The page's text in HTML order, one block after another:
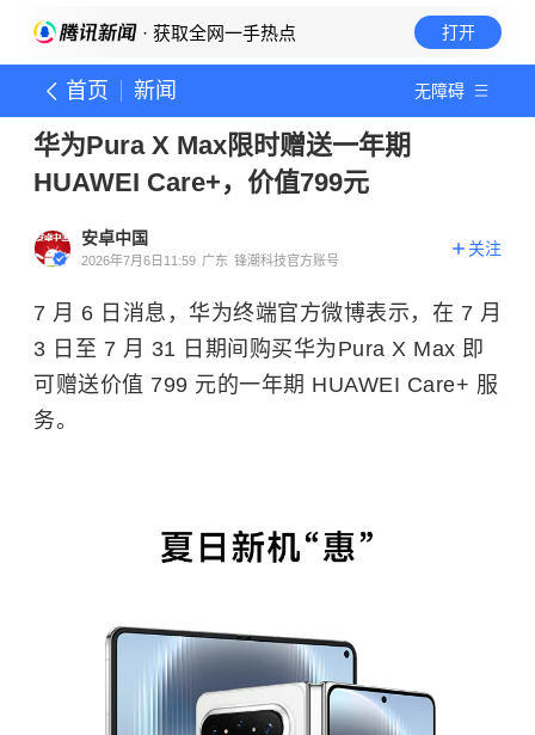
· 获取全网一手热点 打开
首页 新闻 无障碍
华为Pura X Max限时赠送一年期
HUAWEI Care+，价值799元
安卓中国
2026年7月6日11:59 广东 锋潮科技官方账号
关注
7 月 6 日消息，华为终端官方微博表示，在 7 月
3 日至 7 月 31 日期间购买华为Pura X Max 即
可赠送价值 799 元的一年期 HUAWEI Care+ 服
务。